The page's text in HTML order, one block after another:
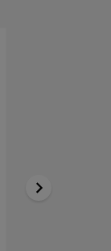
*Promoção válida de